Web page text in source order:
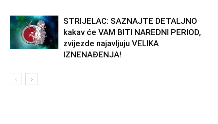
STRIJELAC: SAZNAJTE DETALJNO
kakav će VAM BITI NAREDNI PERIOD,
zvijezde najavljuju VELIKA
IZNENAĐENJA!